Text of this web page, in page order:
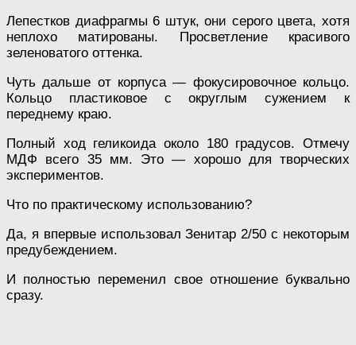
Лепестков диафрагмы 6 штук, они серого цвета, хотя
неплохо матированы. Просветление красивого
зеленоватого оттенка.
Чуть дальше от корпуса — фокусировочное кольцо.
Кольцо пластиковое с округлым сужением к
переднему краю.
Полный ход геликоида около 180 градусов. Отмечу
МДФ всего 35 мм. Это — хорошо для творческих
экспериментов.
Что по практическому использованию?
Да, я впервые использовал Зенитар 2/50 с некоторым
предубеждением.
И полностью переменил свое отношение буквально
сразу.